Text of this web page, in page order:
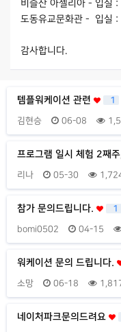
비슬산 아젤리아 - 입실
도동유교문화관 - 입실 :
감사합니다.
템플워케이션 관련 1
김현승 06-08
프로그램 일시 체험 2째
리나 05-30
참가 문의드립니다. 1
bomi0502 04-15
워케이션 문의 드립니다.
소망 06-18
네이처파크문의드려요